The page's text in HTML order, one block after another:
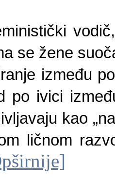
se žene
između
po ivici
kao
ličnom